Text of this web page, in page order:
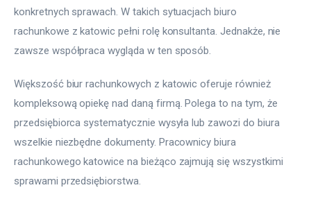
konkretnych sprawach. W takich sytuacjach biuro
rachunkowe z katowic pełni rolę konsultanta. Jednakże, nie
zawsze współpraca wygląda w ten sposób.
Większość biur rachunkowych z katowic oferuje również
kompleksową opiekę nad daną firmą. Polega to na tym, że
przedsiębiorca systematycznie wysyła lub zawozi do biura
wszelkie niezbędne dokumenty. Pracownicy biura
rachunkowego katowice na bieżąco zajmują się wszystkimi
sprawami przedsiębiorstwa.